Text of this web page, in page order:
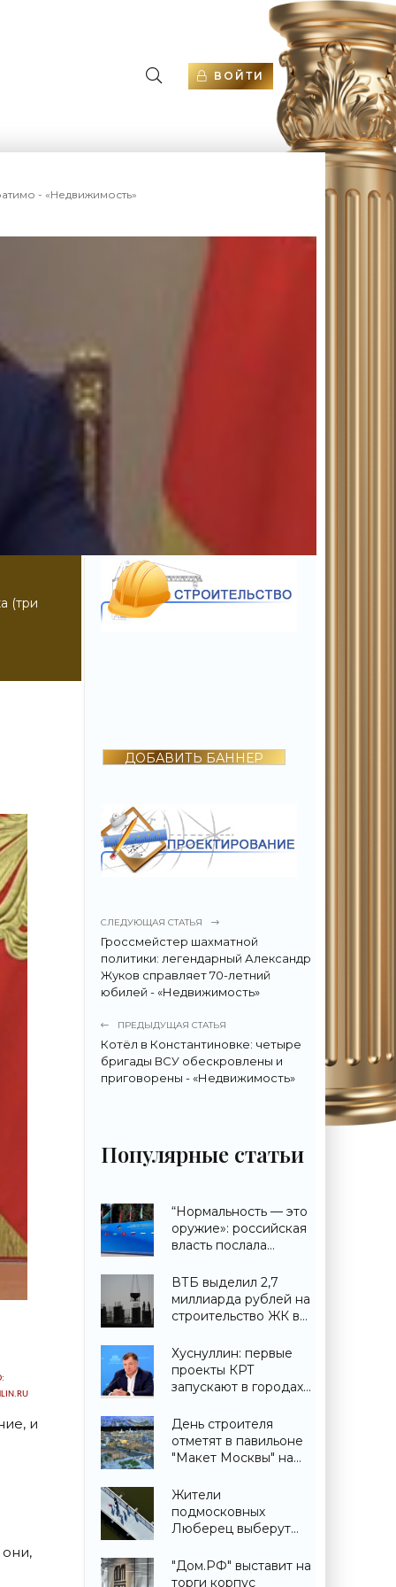
ВОЙТИ
- «Недвижимость»
(три
и
ДОБАВИТЬ БАННЕР
СЛЕДУЮЩАЯ СТАТЬЯ
Гроссмейстер шахматной
политики: легендарный Александр
Жуков справляет 70-летний
юбилей - «Недвижимость»
ПРЕДЫДУЩАЯ СТАТЬЯ
Котёл в Константиновке: четыре
бригады ВСУ обескровлены и
приговорены - «Недвижимость»
Популярные статьи
“Нормальность — это
оружие»: российская
власть послала
сигнал гражданам -
«Недвижимость»
ВТБ выделил 2,7
миллиарда рублей на
строительство ЖК в
«Строительство»
Хуснуллин: первые
проекты КРТ
запускают в городах
«Строительство»
День строителя
отметят в павильоне
"Макет Москвы" на
«Строительство»
Жители
подмосковных
Люберец выберут
мосту через реку
Македонку -
"Дом.РФ" выставит на
торги корпус